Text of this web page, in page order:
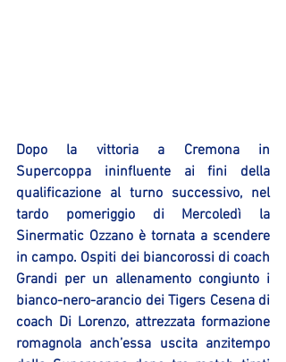
Dopo la vittoria a Cremona in
Supercoppa ininfluente ai fini della
qualificazione al turno successivo, nel
tardo pomeriggio di Mercoledì la
Sinermatic Ozzano è tornata a scendere
in campo. Ospiti dei biancorossi di coach
Grandi per un allenamento congiunto i
bianco-nero-arancio dei Tigers Cesena di
coach Di Lorenzo, attrezzata formazione
romagnola anch’essa uscita anzitempo